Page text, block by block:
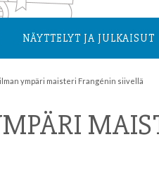
NÄYTTELYT JA JULKAISUT
ympäri maisteri Frangénin siivellä